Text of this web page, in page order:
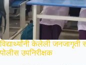
विद्यार्थ्यांनी केलेली
पोलीस उपनिरीक्षक